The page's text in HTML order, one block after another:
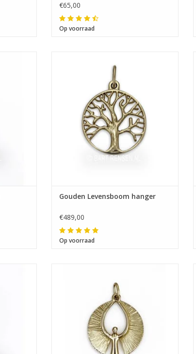
€65,00
Op voorraad
Afmeting 19 x 19 mm (incl. hangeroog 25 x
19 mm)
De boom verenigt hemel en aarde,
symbool van groei, genezing en hoge
leeftijd..
Gouden Levensboom hanger
€489,00
Op voorraad